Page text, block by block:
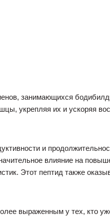
занимающихся
укрепляя их и ускоряя
и
влияние на
Этот пептид также
выраженным у тех, кто